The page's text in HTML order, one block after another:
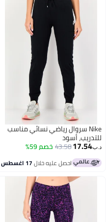
Nike سروال رياضي نسائي مناسب
أسود
17.54
43.58خصم 59%
احصل عليه خلال17 اغسطس